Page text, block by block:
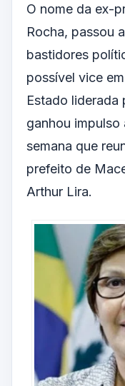
O nome da ex-
Rocha, passou
bastidores
possível vice
Estado liderada
ganhou
semana que
prefeito de
Arthur Lira.